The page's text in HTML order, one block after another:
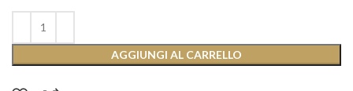
AGGIUNGI AL CARRELLO